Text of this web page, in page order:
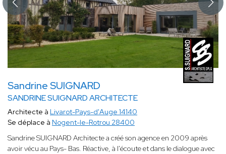
Sandrine SUIGNARD
SANDRINE SUIGNARD ARCHITECTE
Architecte à Livarot-Pays-d'Auge 14140
Se déplace à Nogent-le-Rotrou 28400
Sandrine SUIGNARD Architecte a créé son agence en 2009 après
avoir vécu au Pays- Bas. Réactive, à l'écoute et dans le dialogue avec